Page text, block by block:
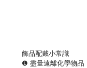
飾品配戴小常識
❶ 盡量遠離化學物品